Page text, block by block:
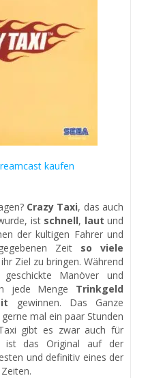
kaufen
Crazy Taxi, das auch
ist schnell, laut und
der kultigen Fahrer und
Zeit so viele
Ziel zu bringen. Während
Manöver und
jede Menge Trinkgeld
gewinnen. Das Ganze
mal ein paar Stunden
gibt es zwar auch für
ist das Original auf der
und definitiv eines der